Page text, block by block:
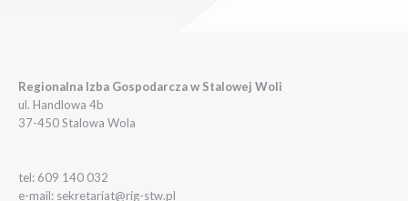
Regionalna Izba Gospodarcza w Stalowej Woli
ul. Handlowa 4b
37-450 Stalowa Wola
tel: 609 140 032
e-mail: sekretariat@rig-stw.pl